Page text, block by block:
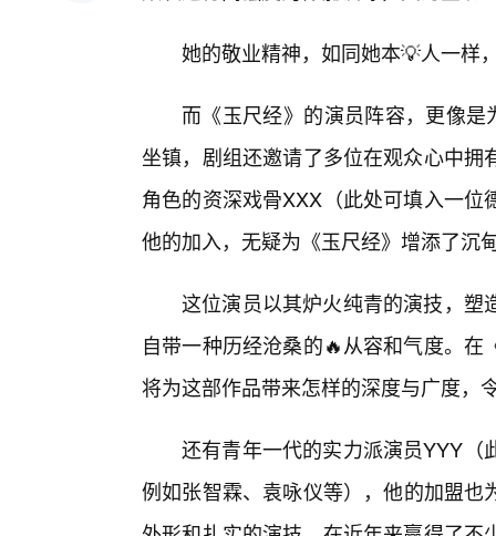
她的敬业精神，如同她本💡人一样
而《玉尺经》的演员阵容，更像是
坐镇，剧组还邀请了多位在观众心中
角色的资深戏骨XXX（此处可填入一
他的加入，无疑为《玉尺经》增添了沉
这位演员以其炉火纯青的演技，塑
自带一种历经沧桑的🔥从容和气度。
将为这部作品带来怎样的深度与广度，
还有青年一代的实力派演员YYY（
例如张智霖、袁咏仪等），他的加盟